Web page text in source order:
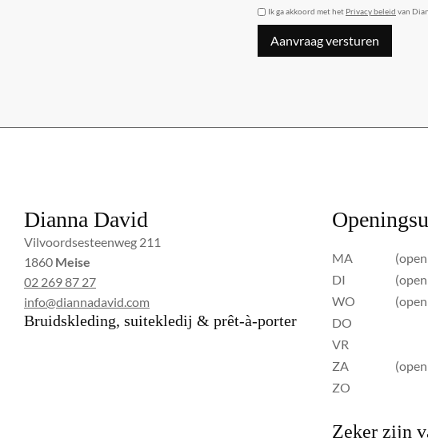
Ik ga akkoord met het Privacy beleid van
Aanvraag versturen
Dianna David
Vilvoordsesteenweg 211
1860 Meise
02 269 87 27
info@diannadavid.com
Bruidskleding, suitekledij & prêt-à-porter
MA
DI
WO
DO
VR
ZA
ZO
Zeker zijn